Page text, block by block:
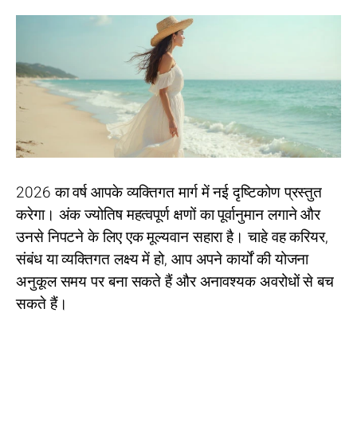
2026 का वर्ष आपके व्यक्तिगत मार्ग में नई दृष्टिकोण प्रस्तुत
करेगा। अंक ज्योतिष महत्वपूर्ण क्षणों का पूर्वानुमान लगाने और
उनसे निपटने के लिए एक मूल्यवान सहारा है। चाहे वह करियर,
संबंध या व्यक्तिगत लक्ष्य में हो, आप अपने कार्यों की योजना
अनुकूल समय पर बना सकते हैं और अनावश्यक अवरोधों से बच
सकते हैं।